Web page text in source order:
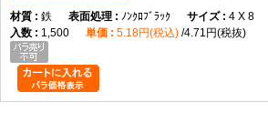
鉄
ﾉﾝｸﾛﾌﾞﾗｯｸ 4 X 8
1,500
5.18円(税込) 4.71円(税抜)